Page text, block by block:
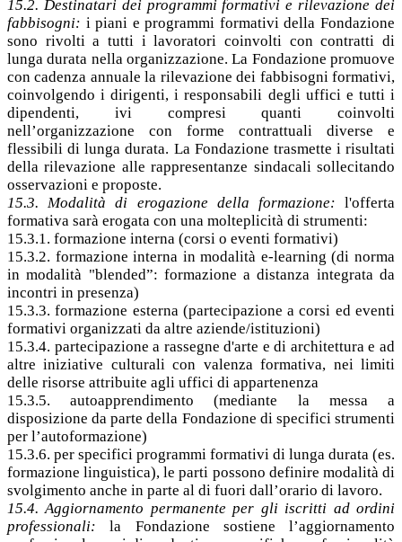
15.2. Destinatari dei programmi formativi e rilevazione dei
fabbisogni: i piani e programmi formativi della Fondazione
sono rivolti a tutti i lavoratori coinvolti con contratti di
lunga durata nella organizzazione. La Fondazione promuove
con cadenza annuale la rilevazione dei fabbisogni formativi,
coinvolgendo i dirigenti, i responsabili degli uffici e tutti i
dipendenti, ivi compresi quanti coinvolti
nell’organizzazione con forme contrattuali diverse e
flessibili di lunga durata. La Fondazione trasmette i risultati
della rilevazione alle rappresentanze sindacali sollecitando
osservazioni e proposte.
15.3. Modalità di erogazione della formazione: l'offerta
formativa sarà erogata con una molteplicità di strumenti:
15.3.1. formazione interna (corsi o eventi formativi)
15.3.2. formazione interna in modalità e-learning (di norma
in modalità "blended”: formazione a distanza integrata da
incontri in presenza)
15.3.3. formazione esterna (partecipazione a corsi ed eventi
formativi organizzati da altre aziende/istituzioni)
15.3.4. partecipazione a rassegne d'arte e di architettura e ad
altre iniziative culturali con valenza formativa, nei limiti
delle risorse attribuite agli uffici di appartenenza
15.3.5. autoapprendimento (mediante la messa a
disposizione da parte della Fondazione di specifici strumenti
per l’autoformazione)
15.3.6. per specifici programmi formativi di lunga durata (es.
formazione linguistica), le parti possono definire modalità di
svolgimento anche in parte al di fuori dall’orario di lavoro.
15.4. Aggiornamento permanente per gli iscritti ad ordini
professionali: la Fondazione sostiene l’aggiornamento